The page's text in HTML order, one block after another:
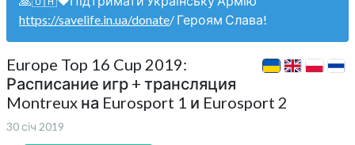
https://savelife.in.ua/donate/ Героям Слава!
Europe Top 16 Cup 2019:
Расписание игр + трансляция
Montreux на Eurosport 1 и Eurosport 2
30 січ 2019